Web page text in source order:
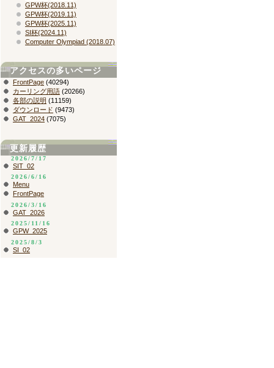
GPW杯(2018.11)
GPW杯(2019.11)
GPW杯(2025.11)
SI杯(2024.11)
Computer Olympiad (2018.07)
アクセスの多いページ
FrontPage (40294)
カーリング用語 (20266)
各部の説明 (11159)
ダウンロード (9473)
GAT_2024 (7075)
更新履歴
2026/7/17
SIT_02
2026/6/16
Menu
FrontPage
2026/3/16
GAT_2026
2025/11/16
GPW_2025
2025/8/3
SI_02